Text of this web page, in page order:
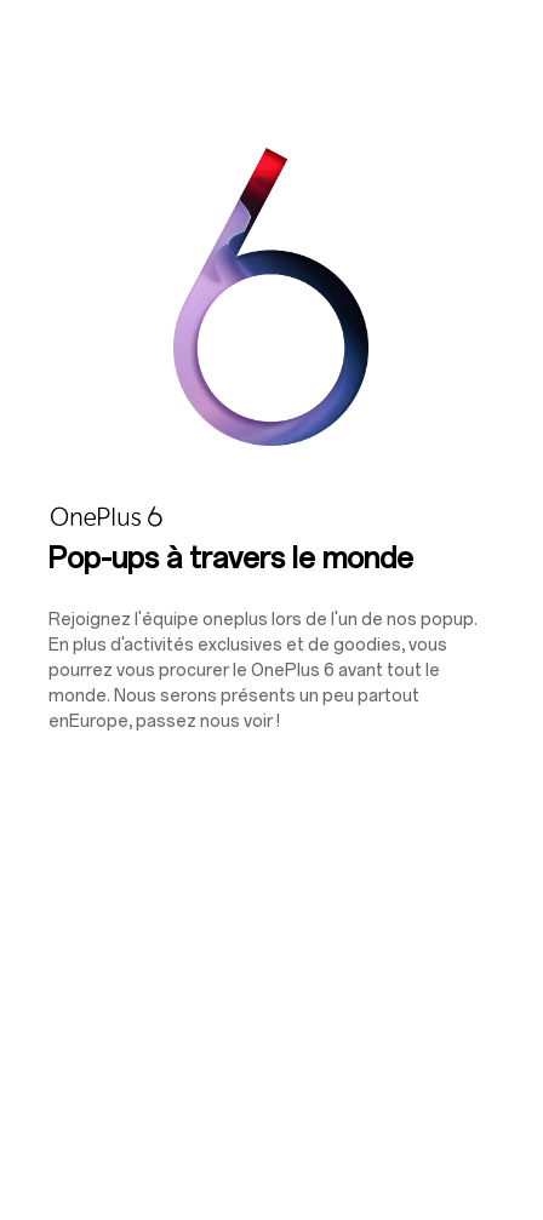
Pop-ups à travers le monde
Rejoignez l'équipe oneplus lors de l'un de nos popup.
En plus d'activités exclusives et de goodies, vous
pourrez vous procurer le OnePlus 6 avant tout le
monde. Nous serons présents un peu partout
enEurope, passez nous voir !